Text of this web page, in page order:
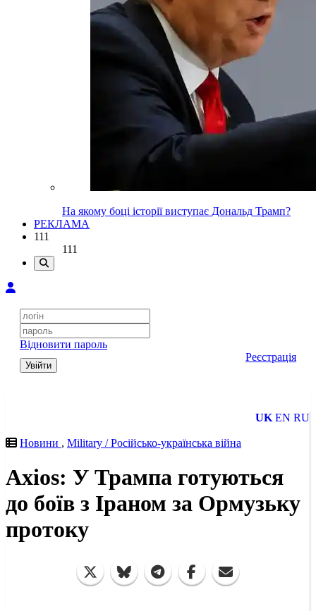
На якому боці історії виступає Дональд Трамп?
РЕКЛАМА
111
111
Відновити пароль
Увійти
Реєстрація
UK EN RU
Новини , Military / Російсько-українська війна
Axios: У Трампа готуються
до боїв з Іраном за Ормузьку
протоку